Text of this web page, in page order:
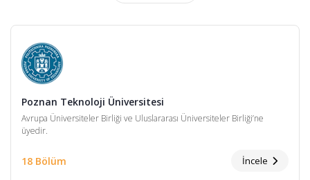
Poznan Teknoloji Üniversitesi
Avrupa Üniversiteler Birliği ve Uluslararası Üniversiteler Birliği’ne
üyedir.
18 Bölüm İncele